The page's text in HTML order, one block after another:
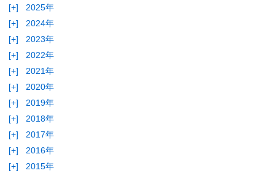
[+]
2025年
[+]
2024年
[+]
2023年
[+]
2022年
[+]
2021年
[+]
2020年
[+]
2019年
[+]
2018年
[+]
2017年
[+]
2016年
[+]
2015年